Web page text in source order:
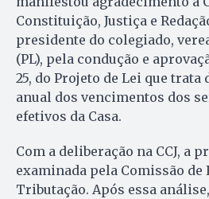
Constituição, Justiça e
presidente do colegiado,
(PL), pela condução e
25, do Projeto de Lei que trata
anual dos vencimentos dos
efetivos da Casa.
Com a deliberação na CCJ, a
examinada pela Comissão de
Tributação. Após essa